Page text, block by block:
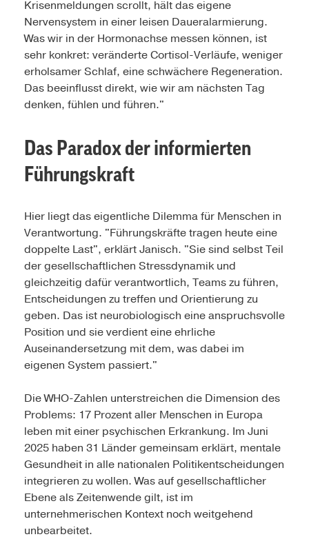
Krisenmeldungen scrollt, hält das eigene
Nervensystem in einer leisen Daueralarmierung.
Was wir in der Hormonachse messen können, ist
sehr konkret: veränderte Cortisol-Verläufe, weniger
erholsamer Schlaf, eine schwächere Regeneration.
Das beeinflusst direkt, wie wir am nächsten Tag
denken, fühlen und führen."
Das Paradox der informierten
Führungskraft
Hier liegt das eigentliche Dilemma für Menschen in
Verantwortung. "Führungskräfte tragen heute eine
doppelte Last", erklärt Janisch. "Sie sind selbst Teil
der gesellschaftlichen Stressdynamik und
gleichzeitig dafür verantwortlich, Teams zu führen,
Entscheidungen zu treffen und Orientierung zu
geben. Das ist neurobiologisch eine anspruchsvolle
Position und sie verdient eine ehrliche
Auseinandersetzung mit dem, was dabei im
eigenen System passiert."
Die WHO-Zahlen unterstreichen die Dimension des
Problems: 17 Prozent aller Menschen in Europa
leben mit einer psychischen Erkrankung. Im Juni
2025 haben 31 Länder gemeinsam erklärt, mentale
Gesundheit in alle nationalen Politikentscheidungen
integrieren zu wollen. Was auf gesellschaftlicher
Ebene als Zeitenwende gilt, ist im
unternehmerischen Kontext noch weitgehend
unbearbeitet.